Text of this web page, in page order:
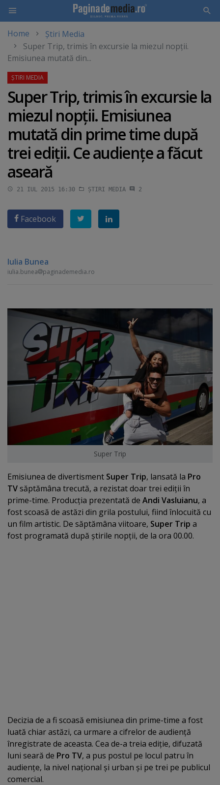
main
content
Home
Știri Media
Super Trip, trimis în excursie la miezul nopţii.
Emisiunea mutată din...
Super Trip, trimis în excursie la
miezul nopţii. Emisiunea
mutată din prime time după
trei ediţii. Ce audienţe a făcut
aseară
21 IUL 2015 16:30 ȘTIRI MEDIA 2
Facebook
Iulia Bunea
iulia.bunea paginademedia.ro
Super Trip
Emisiunea de divertisment Super Trip, lansată la Pro
TVsăptămâna trecută, a rezistat doar trei ediţii în
prime-time. Producţia prezentată de Andi Vasluianu, a
fost scoasă de astăzi din grila postului, fiind înlocuită cu
un film artistic. De săptămâna viitoare, Super Trip a
fost programată după ştirile nopţii, de la ora 00.00.
Decizia de a fi scoasă emisiunea din prime-time a fost
luată chiar astăzi, ca urmare a cifrelor de audienţă
înregistrate de aceasta. Cea de-a treia ediţie, difuzată
luni seară de Pro TV, a pus postul pe locul patru în
audienţe, la nivel naţional şi urban şi pe trei pe publicul
comercial.